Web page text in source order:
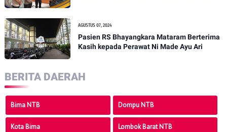
AGUSTUS 07, 2024
Pasien RS Bhayangkara Mataram Berterima
Kasih kepada Perawat Ni Made Ayu Ari
BERITA DAERAH
Bima NTB Dompu NTB
Kota Bima Lombok Barat NTB